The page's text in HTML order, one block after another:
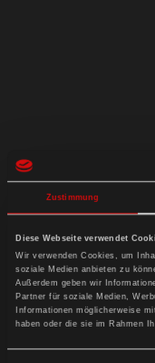
Zustimmung
Diese Webseite verwendet
Wir verwenden Cookies, um
soziale Medien anbieten zu
Außerdem geben wir
Partner für soziale Medien,
Informationen möglicherweise
haben oder die sie im Rahmen
PACKING